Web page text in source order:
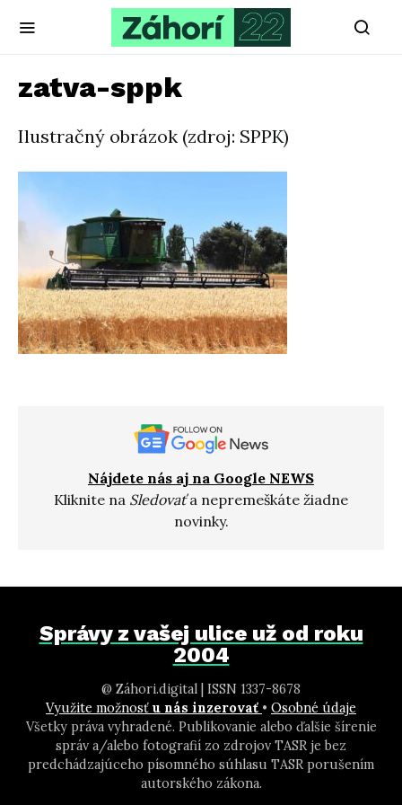
zatva-sppk
Ilustračný obrázok (zdroj: SPPK)
Nájdete nás aj na Google NEWS
Kliknite na Sledovaťa nepremeškáte žiadne
novinky.
Správy z vašej ulice už od roku
2004
@ Záhori.digital | ISSN 1337-8678
Využite možnosť u nás inzerovať • Osobné údaje
Všetky práva vyhradené. Publikovanie alebo ďalšie šírenie
správ a/alebo fotografií zo zdrojov TASR je bez
predchádzajúceho písomného súhlasu TASR porušením
autorského zákona.